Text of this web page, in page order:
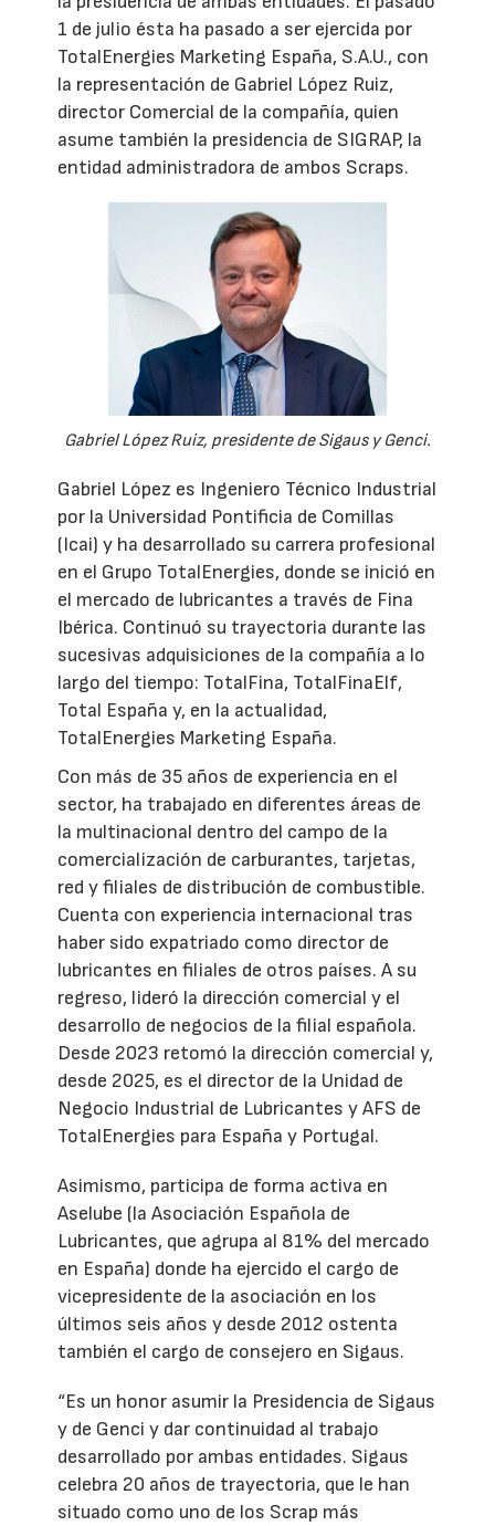
1 de julio ésta ha pasado a ser ejercida por
TotalEnergies Marketing España, S.A.U., con
la representación de Gabriel López Ruiz,
director Comercial de la compañía, quien
asume también la presidencia de SIGRAP, la
entidad administradora de ambos Scraps.
Gabriel López Ruiz, presidente de Sigaus y Genci.
Gabriel López es Ingeniero Técnico Industrial
por la Universidad Pontificia de Comillas
(Icai) y ha desarrollado su carrera profesional
en el Grupo TotalEnergies, donde se inició en
el mercado de lubricantes a través de Fina
Ibérica. Continuó su trayectoria durante las
sucesivas adquisiciones de la compañía a lo
largo del tiempo: TotalFina, TotalFinaElf,
Total España y, en la actualidad,
TotalEnergies Marketing España.
Con más de 35 años de experiencia en el
sector, ha trabajado en diferentes áreas de
la multinacional dentro del campo de la
comercialización de carburantes, tarjetas,
red y filiales de distribución de combustible.
Cuenta con experiencia internacional tras
haber sido expatriado como director de
lubricantes en filiales de otros países. A su
regreso, lideró la dirección comercial y el
desarrollo de negocios de la filial española.
Desde 2023 retomó la dirección comercial y,
desde 2025, es el director de la Unidad de
Negocio Industrial de Lubricantes y AFS de
TotalEnergies para España y Portugal.
Asimismo, participa de forma activa en
Aselube (la Asociación Española de
Lubricantes, que agrupa al 81% del mercado
en España) donde ha ejercido el cargo de
vicepresidente de la asociación en los
últimos seis años y desde 2012 ostenta
también el cargo de consejero en Sigaus.
“Es un honor asumir la Presidencia de Sigaus
y de Genci y dar continuidad al trabajo
desarrollado por ambas entidades. Sigaus
celebra 20 años de trayectoria, que le han
situado como uno de los Scrap más